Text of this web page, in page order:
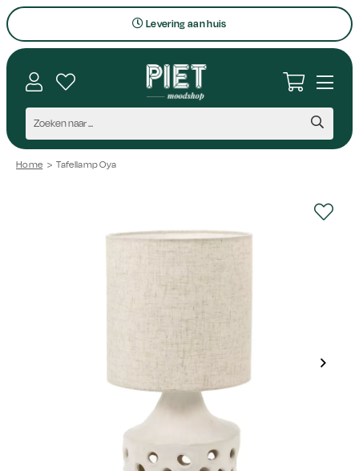
Levering aan huis
Interieuradvies op maat
Persoonlijk aanspreekpunt
Home > Tafellamp Oya